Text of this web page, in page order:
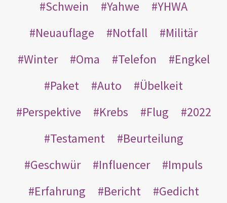
Schwein
Yahwe
YHWA
Neuauflage
Notfall
Militär
Winter
Oma Telefon
Engkel
Paket
Auto
Übelkeit
Perspektive
Krebs Flug
2022
Testament
Beurteilung
Geschwür
Influencer
Impuls
Erfahrung
Bericht
Gedicht